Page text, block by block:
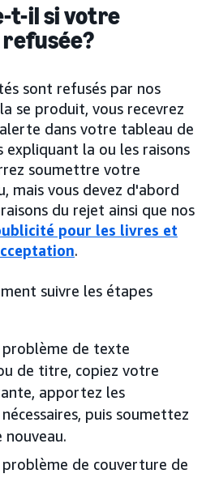
t-il si votre
sont refusés par nos
se produit, vous recevrez
dans votre tableau de
expliquant la ou les raisons
soumettre votre
mais vous devez d'abord
du rejet ainsi que nos
pour les livres et
.
suivre les étapes
problème de texte
de titre, copiez votre
apportez les
puis soumettez
de couverture de